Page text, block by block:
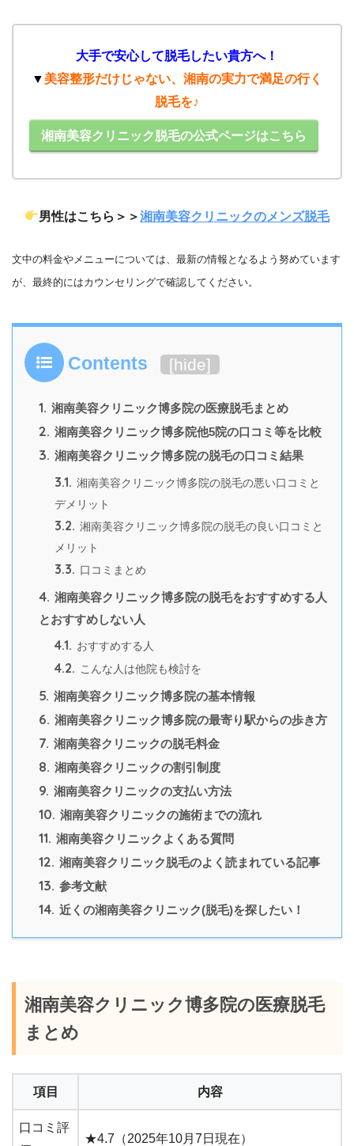
大手で安心して脱毛したい貴方へ！
▼ 美容整形だけじゃない、湘南の実力で満足の行く
脱毛を♪
湘南美容クリニック脱毛の公式ページはこちら
男性はこちら＞＞湘南美容クリニックのメンズ脱毛
文中の料金やメニューについては、最新の情報となるよう努めています
が、最終的にはカウンセリングで確認してください。
Contents [hide]
1. 湘南美容クリニック博多院の医療脱毛まとめ
2. 湘南美容クリニック博多院他5院の口コミ等を比較
3. 湘南美容クリニック博多院の脱毛の口コミ結果
3.1. 湘南美容クリニック博多院の脱毛の悪い口コミと
デメリット
3.2. 湘南美容クリニック博多院の脱毛の良い口コミと
メリット
3.3. 口コミまとめ
4. 湘南美容クリニック博多院の脱毛をおすすめする人
とおすすめしない人
4.1. おすすめする人
4.2. こんな人は他院も検討を
5. 湘南美容クリニック博多院の基本情報
6. 湘南美容クリニック博多院の最寄り駅からの歩き方
7. 湘南美容クリニックの脱毛料金
8. 湘南美容クリニックの割引制度
9. 湘南美容クリニックの支払い方法
10. 湘南美容クリニックの施術までの流れ
11. 湘南美容クリニックよくある質問
12. 湘南美容クリニック脱毛のよく読まれている記事
13. 参考文献
14. 近くの湘南美容クリニック(脱毛)を探したい！
湘南美容クリニック博多院の医療脱毛
まとめ
項目 内容
口コミ評
★4.7（2025年10月7日現在）